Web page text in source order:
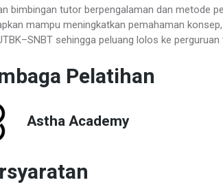
bimbingan tutor berpengalaman dan metode
mampu meningkatkan pemahaman
sehingga peluang lolos ke
Pelatihan
Astha Academy